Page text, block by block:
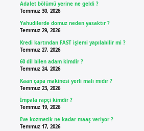
Adalet bölümü yerine ne geldi ?
Temmuz 30, 2026
Yahudilerde domuz neden yasaktır ?
Temmuz 29, 2026
Kredi kartından FAST işlemi yapılabilir mi ?
Temmuz 27, 2026
60 dil bilen adam kimdir ?
Temmuz 24, 2026
Kaan çapa makinesi yerli malı mıdır ?
Temmuz 23, 2026
İmpala rapçi kimdir ?
Temmuz 19, 2026
Eve kozmetik ne kadar maaş veriyor ?
Temmuz 17, 2026